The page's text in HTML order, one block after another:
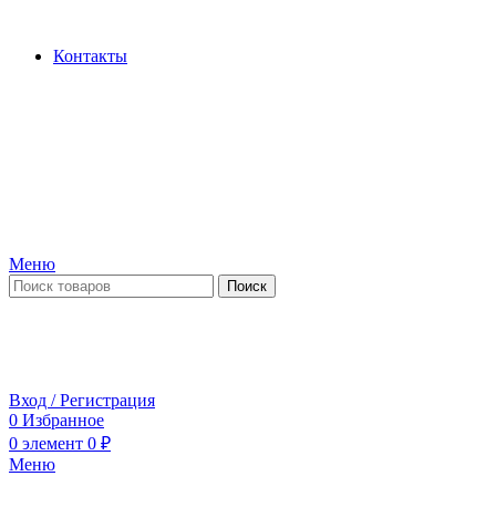
Контакты
Меню
Поиск
Вход / Регистрация
0 Избранное
0 элемент 0 ₽
Меню